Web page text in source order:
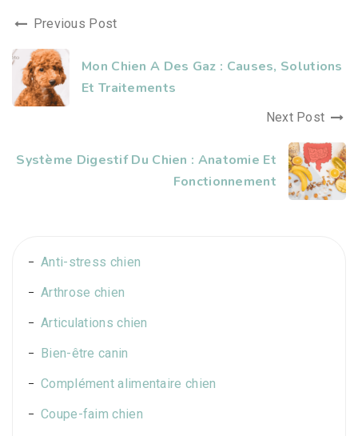
Previous Post
Mon Chien A Des Gaz : Causes, Solutions
Et Traitements
Next Post
Système Digestif Du Chien : Anatomie Et
Fonctionnement
Anti-stress chien
Arthrose chien
Articulations chien
Bien-être canin
Complément alimentaire chien
Coupe-faim chien